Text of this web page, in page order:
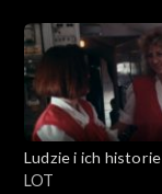
Ludzie i ich historie
LOT